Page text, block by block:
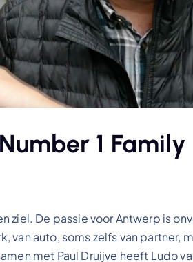
1 Family
ziel. De passie voor Antwerp is
van auto, soms zelfs van partner,
met Paul Druijve heeft Ludo